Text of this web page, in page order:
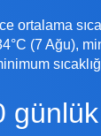
(7 Ağu),
günlük